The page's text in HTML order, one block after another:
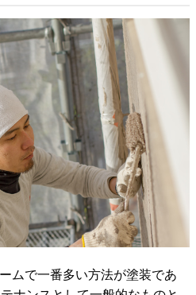
ムで一番多い方法が塗装であ